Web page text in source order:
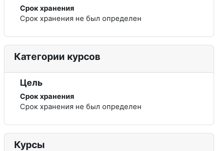
Срок хранения
Срок хранения не был определен
Категории курсов
Цель
Срок хранения
Срок хранения не был определен
Курсы